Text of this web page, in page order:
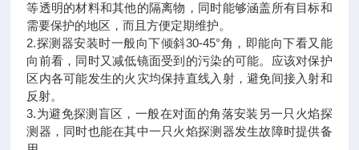
等透明的材料和其他的隔离物，同时能够涵盖所有目标和
需要保护的地区，而且方便定期维护。
2.探测器安装时一般向下倾斜30-45°角，即能向下看又能
向前看，同时又减低镜面受到的污染的可能。应该对保护
区内各可能发生的火灾均保持直线入射，避免间接入射和
反射。
3.为避免探测盲区，一般在对面的角落安装另一只火焰探
测器，同时也能在其中一只火焰探测器发生故障时提供备